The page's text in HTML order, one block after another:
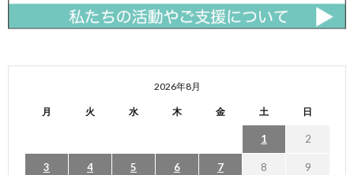
2026年8月
月 火 水 木 金 土 日
1 2
3 4 5 6 7 8 9